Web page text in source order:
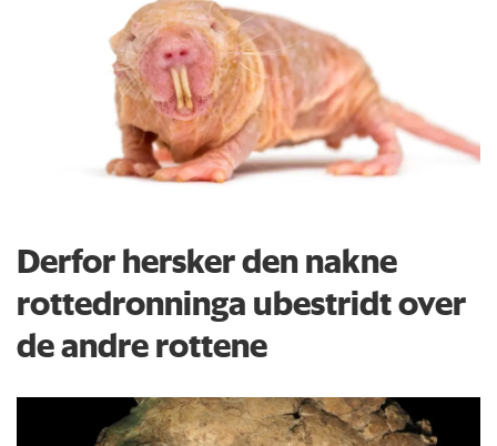
Derfor hersker den nakne
rottedronninga ubestridt over
de andre rottene